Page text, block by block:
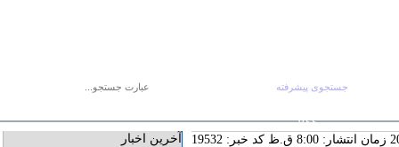
جستجوی پیشرفته
RSS
کد خبر: 19532 آخرین اخبار